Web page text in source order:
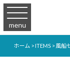
menu
ホーム>ITEMS>風船